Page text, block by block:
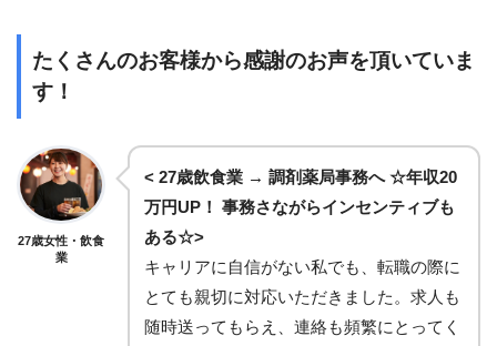
たくさんのお客様から感謝のお声を頂いていま
す！
27歳女性・飲食
業
< 27歳飲食業 → 調剤薬局事務へ ☆年収20
万円UP！ 事務さながらインセンティブも
ある☆>
キャリアに自信がない私でも、転職の際に
とても親切に対応いただきました。求人も
随時送ってもらえ、連絡も頻繁にとってく